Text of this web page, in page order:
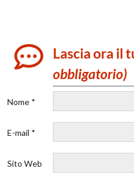
Lascia ora il
obbligatorio)
Nome *
E-mail *
Sito Web